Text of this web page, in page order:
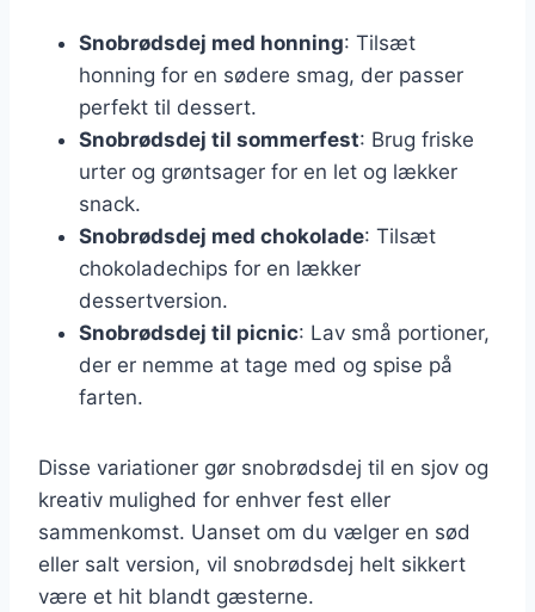
Snobrødsdej med honning: Tilsæt
honning for en sødere smag, der passer
perfekt til dessert.
Snobrødsdej til sommerfest: Brug friske
urter og grøntsager for en let og lækker
snack.
Snobrødsdej med chokolade: Tilsæt
chokoladechips for en lækker
dessertversion.
Snobrødsdej til picnic: Lav små portioner,
der er nemme at tage med og spise på
farten.
Disse variationer gør snobrødsdej til en sjov og
kreativ mulighed for enhver fest eller
sammenkomst. Uanset om du vælger en sød
eller salt version, vil snobrødsdej helt sikkert
være et hit blandt gæsterne.